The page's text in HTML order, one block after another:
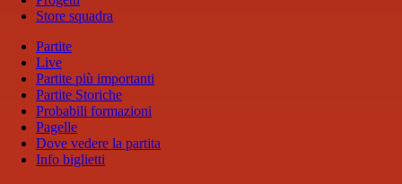
Store squadra
Partite
Live
Partite più importanti
Partite Storiche
Probabili formazioni
Pagelle
Dove vedere la partita
Info biglietti